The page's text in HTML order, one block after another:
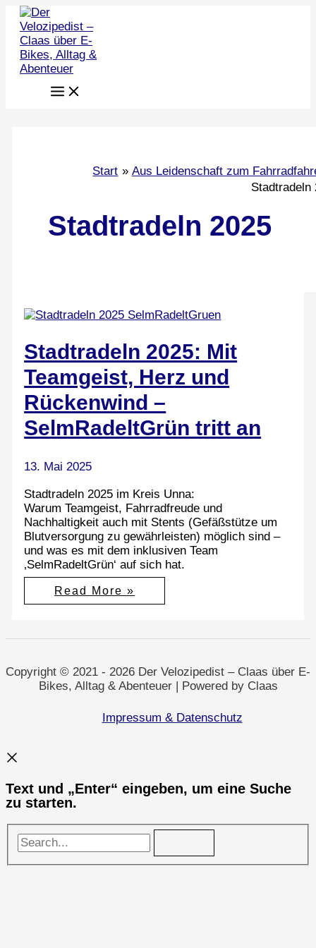
Zum
Inhalt
springen
Start
Aus Leidenschaft zum
Stadtradeln
Stadtradeln 2025
Stadtradeln 2025: Mit
Teamgeist, Herz und
Rückenwind –
SelmRadeltGrün tritt an
13. Mai 2025
Stadtradeln 2025 im Kreis Unna:
Warum Teamgeist, Fahrradfreude und
Nachhaltigkeit auch mit Stents (Gefäßstütze um
Blutversorgung zu gewährleisten) möglich sind –
und was es mit dem inklusiven Team
‚SelmRadeltGrün‘ auf sich hat.
Stadtradeln
2025:
–
SelmRadeltGrün
tritt
Read More »
Copyright © 2021 - 2026 Der Velozipedist – Claas über E-
Bikes, Alltag & Abenteuer | Powered by Claas
Impressum & Datenschutz
Text und „Enter“ eingeben, um eine Suche
zu starten.
Search...